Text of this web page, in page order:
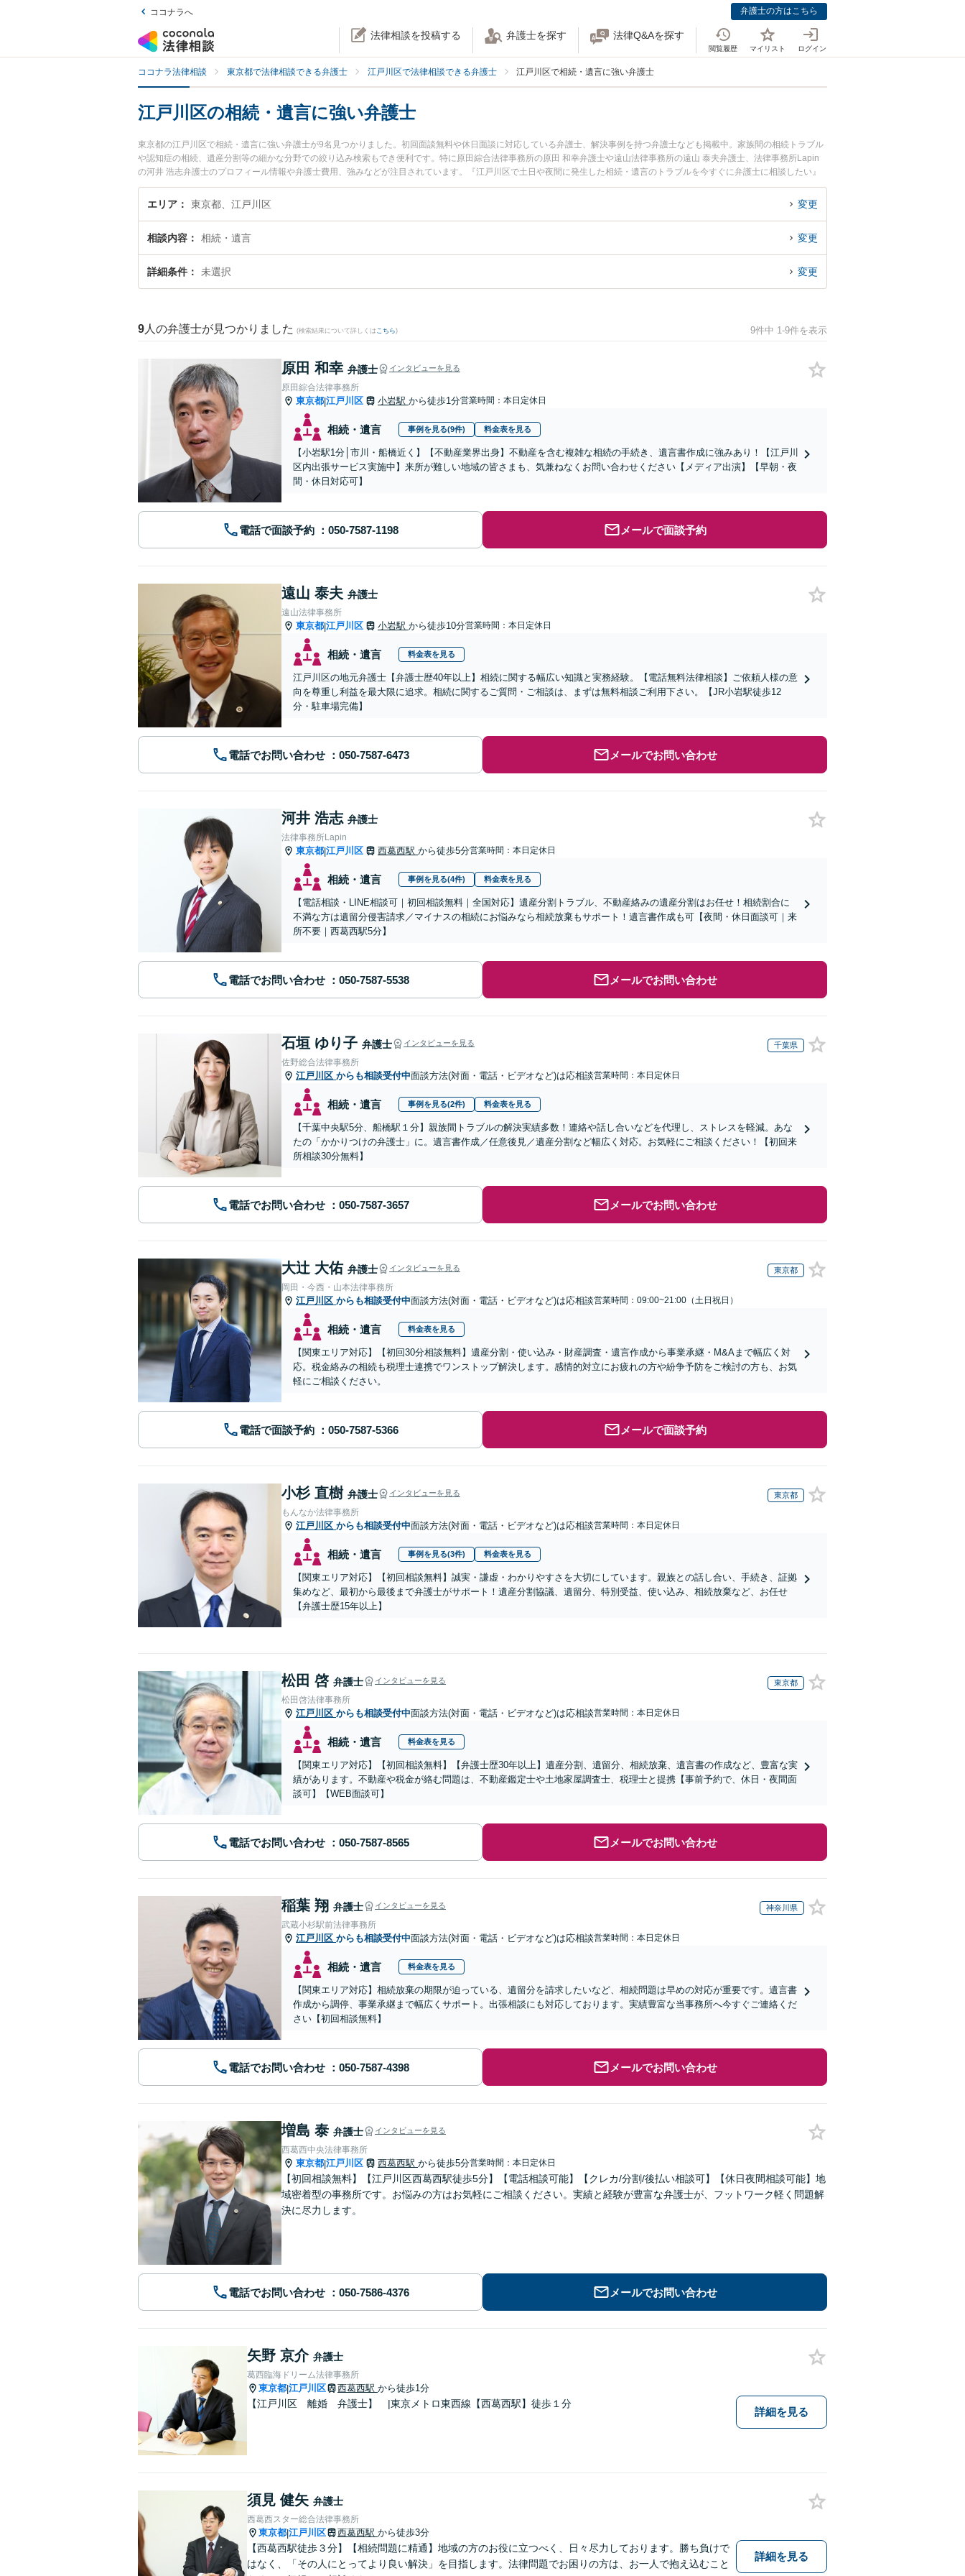
ココナラへ 弁護士の方はこちら
法律相談を投稿する 弁護士を探す 法律Q&Aを探す
閲覧履歴 マイリスト ログイン
ココナラ法律相談 東京都で法律相談できる弁護士 江戸川区で法律相談できる弁護士 江戸川区で相続・遺言に強い弁護士
江戸川区の相続・遺言に強い弁護士
東京都の江戸川区で相続・遺言に強い弁護士が9名見つかりました。初回面談無料や休日面談に対応している弁護士、解決事例を持つ弁護士なども掲載中。家族間の相続トラブル
や認知症の相続、遺産分割等の細かな分野での絞り込み検索もでき便利です。特に原田綜合法律事務所の原田 和幸弁護士や遠山法律事務所の遠山 泰夫弁護士、法律事務所Lapin
の河井 浩志弁護士のプロフィール情報や弁護士費用、強みなどが注目されています。『江戸川区で土日や夜間に発生した相続・遺言のトラブルを今すぐに弁護士に相談したい』
『相続・遺言のトラブル解決の実績豊富な近くの弁護士を検索したい』『初回相談無料で相続・遺言を法律相談できる江戸川区内の弁護士に相談予約したい』などでお困りの相談
者さんにおすすめです。
エリア 東京都、江戸川区 変更
相談内容 相続・遺言 変更
詳細条件 未選択 変更
9 人の弁護士が見つかりました (検索結果について詳しくは こちら) 9件中 1-9件を表示
原田 和幸 弁護士 インタビューを見る
原田綜合法律事務所
東京都|江戸川区 小岩駅 から徒歩1分営業時間：本日定休日
相続・遺言 事例を見る(9件) 料金表を見る
【小岩駅1分│市川・船橋近く】【不動産業界出身】不動産を含む複雑な相続の手続き、遺言書作成に強みあり！【江戸川
区内出張サービス実施中】来所が難しい地域の皆さまも、気兼ねなくお問い合わせください【メディア出演】【早朝・夜
間・休日対応可】
電話で面談予約 メールで面談予約
遠山 泰夫 弁護士
遠山法律事務所
東京都|江戸川区 小岩駅 から徒歩10分営業時間：本日定休日
相続・遺言 料金表を見る
江戸川区の地元弁護士【弁護士歴40年以上】相続に関する幅広い知識と実務経験。【電話無料法律相談】ご依頼人様の意
向を尊重し利益を最大限に追求。相続に関するご質問・ご相談は、まずは無料相談ご利用下さい。【JR小岩駅徒歩12
分・駐車場完備】
電話でお問い合わせ メールでお問い合わせ
河井 浩志 弁護士
法律事務所Lapin
東京都|江戸川区 西葛西駅 から徒歩5分営業時間：本日定休日
相続・遺言 事例を見る(4件) 料金表を見る
【電話相談・LINE相談可｜初回相談無料｜全国対応】遺産分割トラブル、不動産絡みの遺産分割はお任せ！相続割合に
不満な方は遺留分侵害請求／マイナスの相続にお悩みなら相続放棄もサポート！遺言書作成も可【夜間・休日面談可｜来
所不要｜西葛西駅5分】
電話でお問い合わせ メールでお問い合わせ
石垣 ゆり子 弁護士 インタビューを見る 千葉県
佐野総合法律事務所
江戸川区 からも相談受付中面談方法(対面・電話・ビデオなど)は応相談営業時間：本日定休日
相続・遺言 事例を見る(2件) 料金表を見る
【千葉中央駅5分、船橋駅１分】親族間トラブルの解決実績多数！連絡や話し合いなどを代理し、ストレスを軽減。あな
たの「かかりつけの弁護士」に。遺言書作成／任意後見／遺産分割など幅広く対応。お気軽にご相談ください！【初回来
所相談30分無料】
電話でお問い合わせ メールでお問い合わせ
大辻 大佑 弁護士 インタビューを見る 東京都
岡田・今西・山本法律事務所
江戸川区 からも相談受付中面談方法(対面・電話・ビデオなど)は応相談営業時間：09:00~21:00（土日祝日）
相続・遺言 料金表を見る
【関東エリア対応】【初回30分相談無料】遺産分割・使い込み・財産調査・遺言作成から事業承継・M&Aまで幅広く対
応。税金絡みの相続も税理士連携でワンストップ解決します。感情的対立にお疲れの方や紛争予防をご検討の方も、お気
軽にご相談ください。
電話で面談予約 メールで面談予約
小杉 直樹 弁護士 インタビューを見る 東京都
もんなか法律事務所
江戸川区 からも相談受付中面談方法(対面・電話・ビデオなど)は応相談営業時間：本日定休日
相続・遺言 事例を見る(3件) 料金表を見る
【関東エリア対応】【初回相談無料】誠実・謙虚・わかりやすさを大切にしています。親族との話し合い、手続き、証拠
集めなど、最初から最後まで弁護士がサポート！遺産分割協議、遺留分、特別受益、使い込み、相続放棄など、お任せ
【弁護士歴15年以上】
松田 啓 弁護士 インタビューを見る 東京都
松田啓法律事務所
江戸川区 からも相談受付中面談方法(対面・電話・ビデオなど)は応相談営業時間：本日定休日
相続・遺言 料金表を見る
【関東エリア対応】【初回相談無料】【弁護士歴30年以上】遺産分割、遺留分、相続放棄、遺言書の作成など、豊富な実
績があります。不動産や税金が絡む問題は、不動産鑑定士や土地家屋調査士、税理士と提携【事前予約で、休日・夜間面
談可】【WEB面談可】
電話でお問い合わせ メールでお問い合わせ
稲葉 翔 弁護士 インタビューを見る 神奈川県
武蔵小杉駅前法律事務所
江戸川区 からも相談受付中面談方法(対面・電話・ビデオなど)は応相談営業時間：本日定休日
相続・遺言 料金表を見る
【関東エリア対応】相続放棄の期限が迫っている、遺留分を請求したいなど、相続問題は早めの対応が重要です。遺言書
作成から調停、事業承継まで幅広くサポート。出張相談にも対応しております。実績豊富な当事務所へ今すぐご連絡くだ
さい【初回相談無料】
電話でお問い合わせ メールでお問い合わせ
増島 泰 弁護士 インタビューを見る
西葛西中央法律事務所
東京都|江戸川区 西葛西駅 から徒歩5分営業時間：本日定休日
【初回相談無料】【江戸川区西葛西駅徒歩5分】【電話相談可能】【クレカ/分割/後払い相談可】【休日夜間相談可能】地
域密着型の事務所です。お悩みの方はお気軽にご相談ください。実績と経験が豊富な弁護士が、フットワーク軽く問題解
決に尽力します。
電話でお問い合わせ メールでお問い合わせ
矢野 京介 弁護士
葛西臨海ドリーム法律事務所
東京都|江戸川区 西葛西駅 から徒歩1分
【江戸川区 離婚 弁護士】 |東京メトロ東西線【西葛西駅】徒歩１分
詳細を見る
須見 健矢 弁護士
西葛西スター総合法律事務所
東京都|江戸川区 西葛西駅 から徒歩3分
【西葛西駅徒歩３分】【相続問題に精通】地域の方のお役に立つべく、日々尽力しております。勝ち負けで
はなく、「その人にとってより良い解決」を目指します。法律問題でお困りの方は、お一人で抱え込むこと
詳細を見る